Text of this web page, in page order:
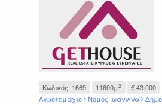
Κωδικός: 1669 11600μ2
€ 43.000
Αγροτεμάχιο
Νομός Ιωάννινα